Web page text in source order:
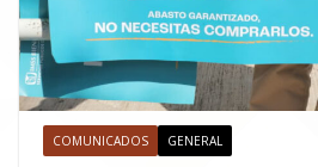
COMUNICADOS GENERAL